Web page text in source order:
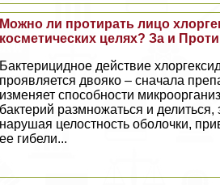
Можно ли протирать лицо
косметических целях? За и
Бактерицидное действие
проявляется двояко – сначала
изменяет способности
бактерий размножаться и делиться,
нарушая целостность оболочки,
ее гибели...